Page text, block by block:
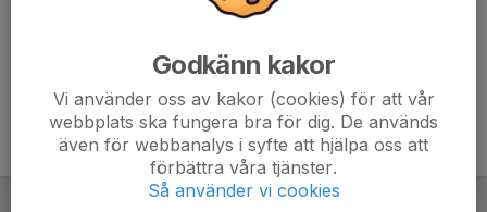
Godkänn kakor
Vi använder oss av kakor (cookies) för att vår
webbplats ska fungera bra för dig. De används
även för webbanalys i syfte att hjälpa oss att
förbättra våra tjänster.
Så använder vi cookies